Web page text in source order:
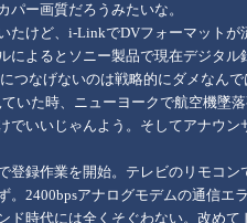
パー画質だろうみたいな。
たけど、i-LinkでDVフォーマット
によるとソニー製品で現在デジタ
つなげないのは戦略的にダメなん
いた時、ニューヨークで航空機墜
でいいじゃんよう。そしてアナウ
登録作業を開始。テレビのリモコ
。2400bpsアナログモデムの通信
ド時代には全くそぐわない。改め